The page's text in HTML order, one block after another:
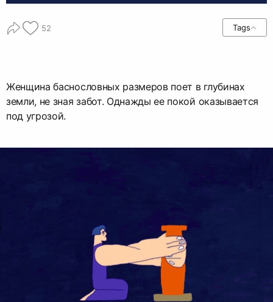
52 Tags
Женщина баснословных размеров поет в глубинах
земли, не зная забот. Однажды ее покой оказывается
под угрозой.